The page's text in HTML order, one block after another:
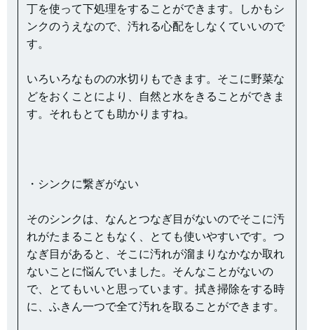
丁を使って下処理をすることができます。しかもシ
ンクのうえなので、汚れる心配をしなくていいので
す。
いろいろなものの水切りもできます。そこに野菜な
どをおくことにより、自然と水をきることができま
す。それもとても助かりますね。
・シンクに繋ぎがない
そのシンクは、なんとつなぎ目がないのでそこに汚
れがたまることもなく、とても使いやすいです。つ
なぎ目があると、そこに汚れが溜まりなかなか取れ
ないことに悩んでいました。そんなことがないの
で、とてもいいと思っています。拭き掃除をする時
に、ふきん一つで全て汚れを取ることができます。